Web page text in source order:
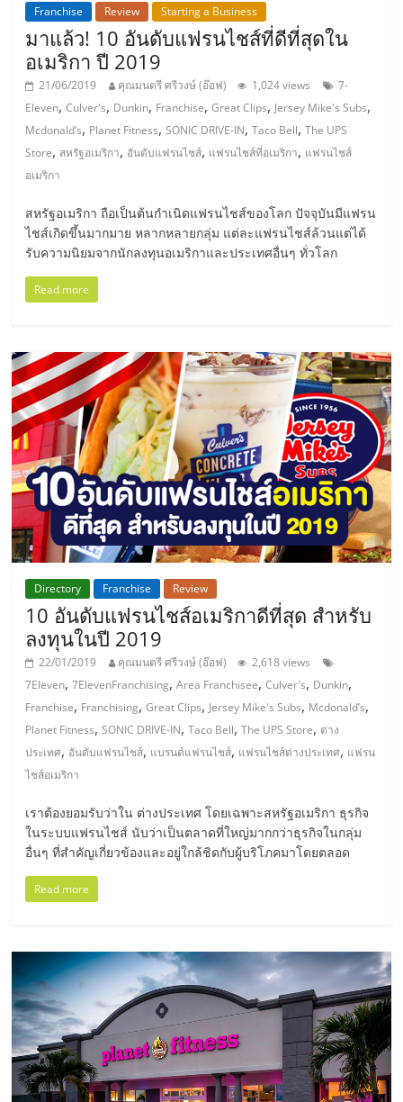
เปิด
ร้าน
ปรึกษา
ฟรี,
บริการ
พัฒนา
ระบบ
แฟ
รน
ไชส์"
"ศูนย์
รวม
ข้อมูล
SME
แห่ง
ประเทศไทย,
ThaiSMEsCenter,
รวม
ธุรกิจ
เอ็
ไทย,
SMEs,
แฟ
รน
ไชส์,
รน
ไชส์,
รวม
แฟ
รน
ไชส์
Franchise Review Starting a Business
มาแล้ว! 10 อันดับแฟรนไชส์ที่ดีที่สุดใน
อเมริกา ปี 2019
21/06/2019 คุณมนตรี ศรีวงษ์ (อ๊อฟ) 1,024 views
7-
Eleven,Culver's, Dunkin, Franchise,Great Clips, Jersey Mike's Subs,
Mcdonald’s, Planet Fitness,SONIC DRIVE-IN,Taco Bell,The UPS
Store, สหรัฐอเมริกา, อันดับแฟรนไชส์, แฟรนไชส์ที่อเมริกา, แฟรนไชส์
อเมริกา
สหรัฐอเมริกา ถือเป็นต้นกำเนิดแฟรนไชส์ของโลก ปัจจุบันมีแฟรน
ไชส์เกิดขึ้นมากมาย หลากหลายกลุ่ม แต่ละแฟรนไชส์ล้วนแต่ได้
รับความนิยมจากนักลงทุนอเมริกาและประเทศอื่นๆ ทั่วโลก
Read more
Directory Franchise Review
10 อันดับแฟรนไชส์อเมริกาดีที่สุด สำหรับ
ลงทุนในปี 2019
22/01/2019 คุณมนตรี ศรีวงษ์ (อ๊อฟ)
2,618 views
7Eleven,7ElevenFranchising,Area Franchisee,Culver's, Dunkin,
Franchise, Franchising,Great Clips, Jersey Mike's Subs, Mcdonald’s,
Planet Fitness,SONIC DRIVE-IN,Taco Bell,The UPS Store, ต่าง
ประเทศ, อันดับแฟรนไชส์, แบรนด์แฟรนไชส์, แฟรนไชส์ต่างประเทศ, แฟรน
ไชส์อเมริกา
เราต้องยอมรับว่าใน ต่างประเทศ โดยเฉพาะสหรัฐอเมริกา ธุรกิจ
ในระบบแฟรนไชส์ นับว่าเป็นตลาดที่ใหญ่มากกว่าธุรกิจในกลุ่ม
อื่นๆ ที่สำคัญเกี่ยวข้องและอยู่ใกล้ชิดกับผู้บริโภคมาโดยตลอด
Read more